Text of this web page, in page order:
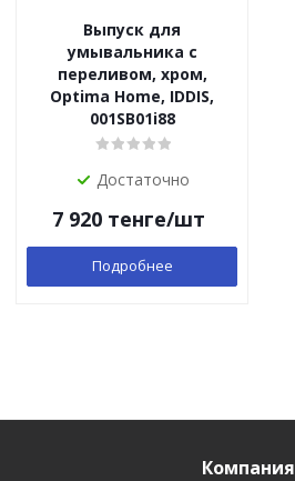
Выпуск для
умывальника с
переливом, хром,
Optima Home, IDDIS,
001SB01i88
Достаточно
7 920тенге/шт
Подробнее
Компания